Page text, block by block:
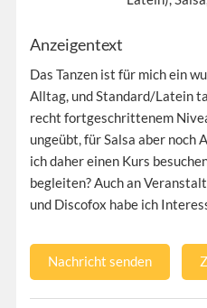
Anzeigentext
Das Tanzen ist für mich ein
Alltag, und Standard/Latein
recht fortgeschrittenem
ungeübt, für Salsa aber noch
ich daher einen Kurs
begleiten? Auch an
und Discofox habe ich
Nachricht senden